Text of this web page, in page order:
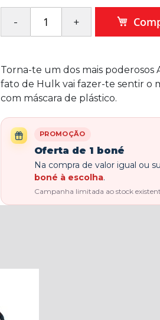
Torna-te um dos mais poderosos
fato de Hulk vai fazer-te sentir o
com máscara de plástico.
PROMOÇÃO
Oferta de 1 boné
Na compra de valor igual ou
boné à escolha.
Campanha limitada ao stock